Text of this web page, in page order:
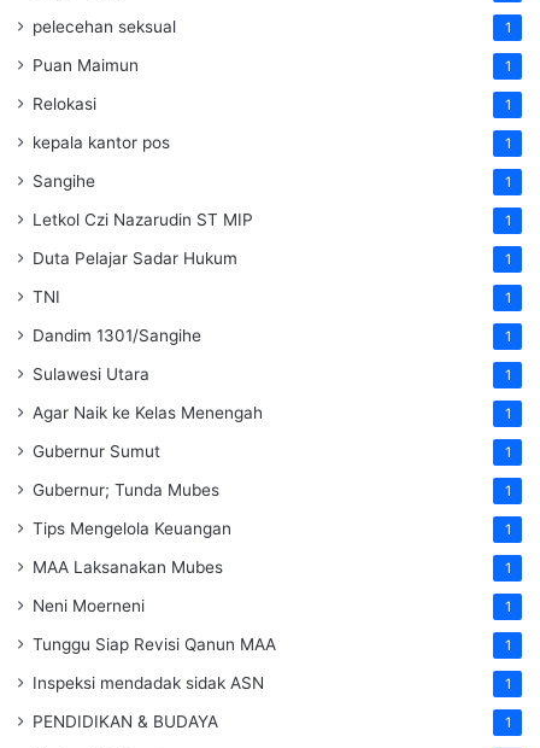
pelecehan seksual 1
Puan Maimun 1
Relokasi 1
kepala kantor pos 1
Sangihe 1
Letkol Czi Nazarudin ST MIP 1
Duta Pelajar Sadar Hukum 1
TNI 1
Dandim 1301/Sangihe 1
Sulawesi Utara 1
Agar Naik ke Kelas Menengah 1
Gubernur Sumut 1
Gubernur; Tunda Mubes 1
Tips Mengelola Keuangan 1
MAA Laksanakan Mubes 1
Neni Moerneni 1
Tunggu Siap Revisi Qanun MAA 1
Inspeksi mendadak sidak ASN 1
PENDIDIKAN & BUDAYA 1